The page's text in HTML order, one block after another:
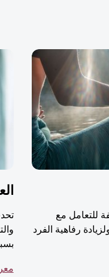
للتعامل مع
رفاهية الفرد